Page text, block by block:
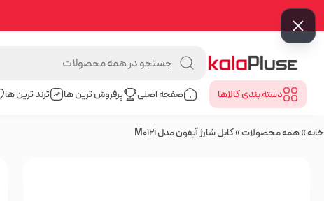
دسته بندی کالا‌ها صفحه اصلی پرفروش ترین ها ترند ترین ها
خانه»همه محصولات»کابل شارژ آیفون مدل M012i